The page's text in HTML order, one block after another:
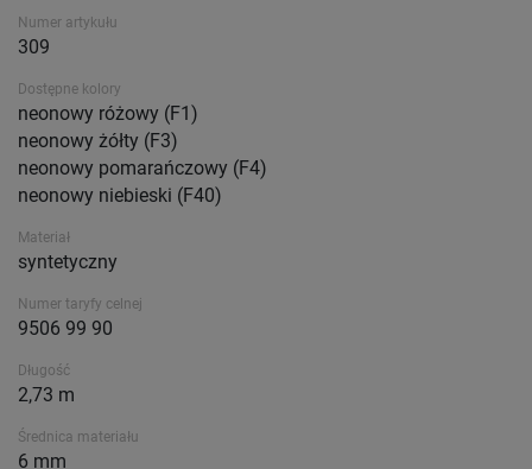
Numer artykułu
309
Dostępne kolory
neonowy różowy (F1)
neonowy żółty (F3)
neonowy pomarańczowy (F4)
neonowy niebieski (F40)
Materiał
syntetyczny
Numer taryfy celnej
9506 99 90
Długość
2,73 m
Średnica materiału
6 mm